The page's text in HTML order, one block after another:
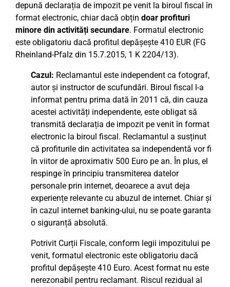
depună declarația de impozit pe venit la biroul fiscal în
format electronic, chiar dacă obțin doar profituri
minore din activități secundare. Formatul electronic
este obligatoriu dacă profitul depășește 410 EUR (FG
Rheinland-Pfalz din 15.7.2015, 1 K 2204/13).
Cazul: Reclamantul este independent ca fotograf,
autor și instructor de scufundări. Biroul fiscal l-a
informat pentru prima dată în 2011 că, din cauza
acestei activități independente, este obligat să
transmită declarația de impozit pe venit în format
electronic la biroul fiscal. Reclamantul a susținut
că profiturile din activitatea sa independentă vor fi
în viitor de aproximativ 500 Euro pe an. În plus, el
respinge în principiu transmiterea datelor
personale prin internet, deoarece a avut deja
experiențe relevante cu abuzul de internet. Chiar și
în cazul internet banking-ului, nu se poate garanta
o siguranță absolută.
Potrivit Curții Fiscale, conform legii impozitului pe
venit, formatul electronic este obligatoriu dacă
profitul depășește 410 Euro. Acest format nu este
nerezonabil pentru reclamant. Riscul rezidual al